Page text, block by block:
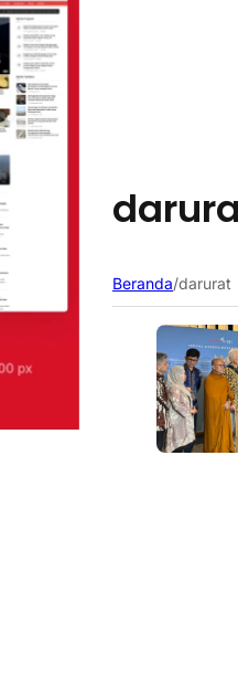
Beranda/darurat